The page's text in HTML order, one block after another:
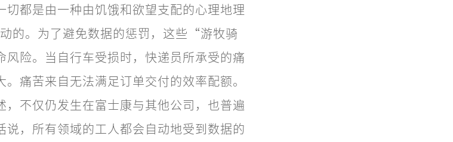
切都是由一种由饥饿和欲望支配的心理地理
的。为了避免数据的惩罚，这些“游牧骑
险。当自行车受损时，快递员所承受的痛
痛苦来自无法满足订单交付的效率配额。
，不仅仍发生在富士康与其他公司，也普遍
说，所有领域的工人都会自动地受到数据的